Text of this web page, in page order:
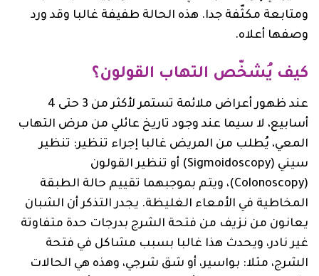
ومتابعة مكثّفة جدا. هذه الحالة طفيفة غالبا وقد ورد
وصفها أعلاه.
كيف يُشخّص التهاب القولون؟
عند ظهور أعراض ملائمة تستمر لأكثر من 3 حتى 4
أسابيع، لا سيما عند وجود تاريخ عائلي من مرض التهاب
المعي، يُطلب من المريض غالبا إجراء تنظير: تنظير
سيني (Sigmoidoscopy) أو تنظير القولون
(Colonoscopy)، ويتم بموجبهما تقييم حالة الطبقة
المخاطية في الأمعاء الغليظة. يجدر التذكر أن الشبان
يعانون من نزيف من فتحة الشرج بدرجات حدة متفاوتة
غير نادر، ويحدث هذا غالبا بسبب مشاكل في فتحة
الشرج، مثلا: بواسير، أو شق شرجي، وهذه هي الحالات